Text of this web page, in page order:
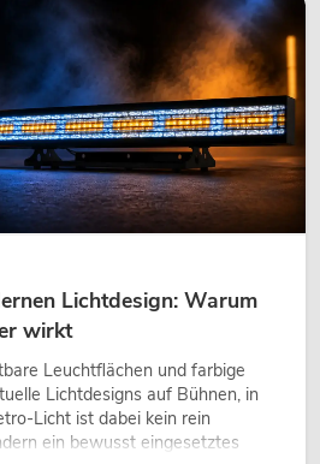
Lichtdesign: Warum
wirkt
Leuchtflächen und farbige
Lichtdesigns auf Bühnen, in
Licht ist dabei kein rein
ein bewusst eingesetztes